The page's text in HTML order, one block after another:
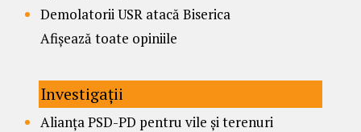
Demolatorii USR atacă Biserica
Afișează toate opiniile
Investigații
Alianța PSD-PD pentru vile și terenuri